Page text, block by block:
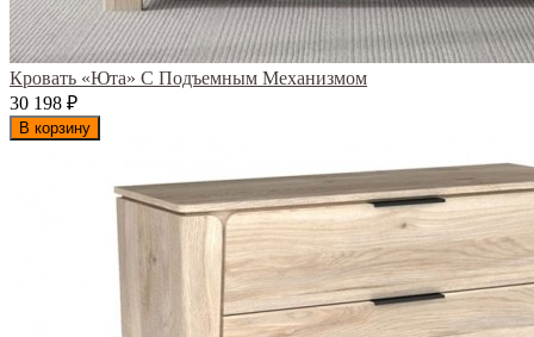
Кровать «Юта» С Подъемным Механизмом
30 198 ₽
В корзину